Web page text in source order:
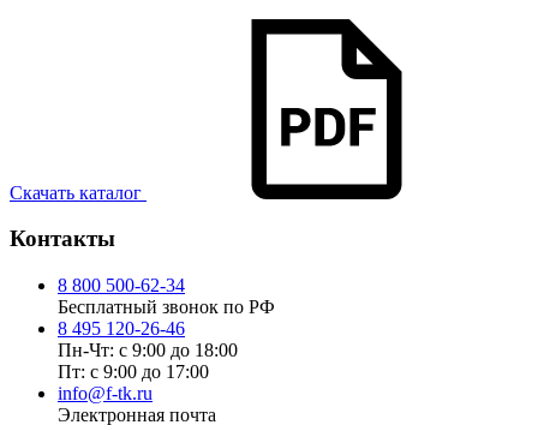
Скачать каталог
Контакты
8 800 500-62-34
Бесплатный звонок по РФ
8 495 120-26-46
Пн-Чт: с 9:00 до 18:00
Пт: с 9:00 до 17:00
info@f-tk.ru
Электронная почта